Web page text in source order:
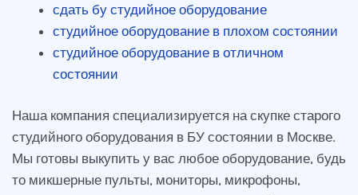
сдать бу студийное оборудование
студийное оборудование в плохом состоянии
студийное оборудование в отличном
состоянии
Наша компания специализируется на скупке старого
студийного оборудования в БУ состоянии в Москве.
Мы готовы выкупить у вас любое оборудование, будь
то микшерные пульты, мониторы, микрофоны,